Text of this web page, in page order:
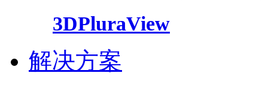
3DPluraView
解决方案